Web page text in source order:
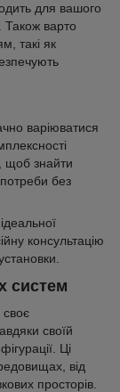
для вашого
Також варто
такі як
варіюватися
щоб знайти
без
консультацію
систем
своє
своїй
Ці
від
просторів.